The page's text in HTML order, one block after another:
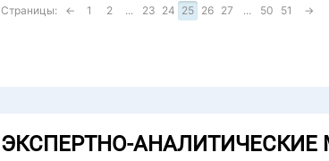
Страницы: ← 1 2 ... 23 24 25 26 27 ... 50 51 →
ЭКСПЕРТНО-АНАЛИТИЧЕСКИЕ